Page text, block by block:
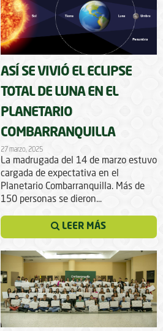
ASÍ SE VIVIÓ EL ECLIPSE
TOTAL DE LUNA EN EL
PLANETARIO
COMBARRANQUILLA
27 marzo, 2025
La madrugada del 14 de marzo estuvo
cargada de expectativa en el
Planetario Combarranquilla. Más de
150 personas se dieron...
LEER MÁS